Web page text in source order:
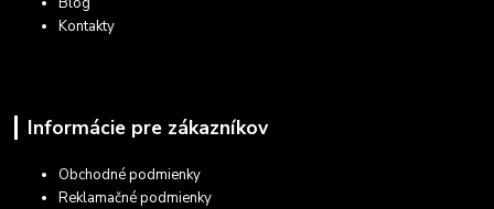
Kontakty
Informácie pre zákazníkov
Obchodné podmienky
Reklamačné podmienky